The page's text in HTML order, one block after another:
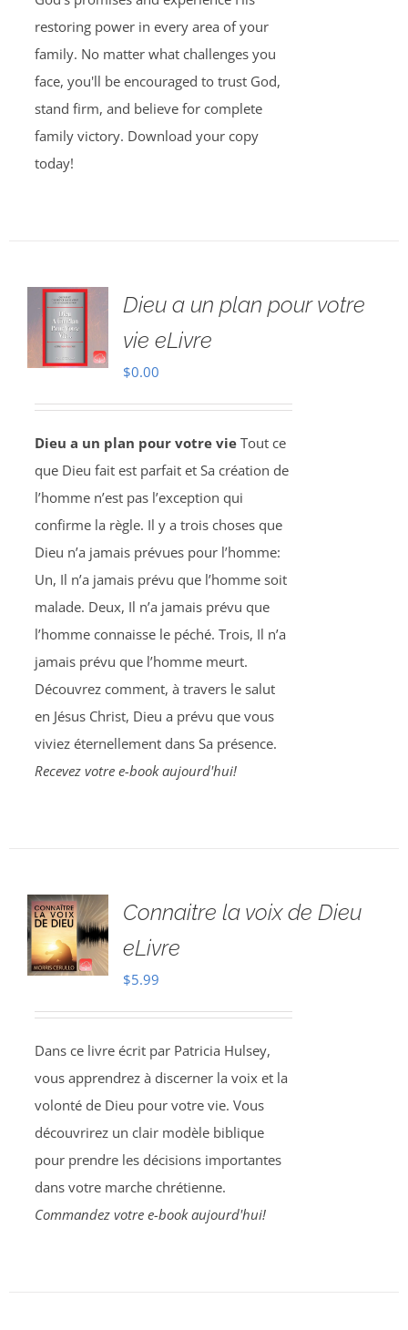
restoring power in every area of your
family. No matter what challenges you
face, you'll be encouraged to trust God,
stand firm, and believe for complete
family victory. Download your copy
today!
Dieu a un plan pour votre
vie eLivre
$0.00
Dieu a un plan pour votre vie Tout ce
que Dieu fait est parfait et Sa création de
l’homme n’est pas l’exception qui
confirme la règle. Il y a trois choses que
Dieu n’a jamais prévues pour l’homme:
Un, Il n’a jamais prévu que l’homme soit
malade. Deux, Il n’a jamais prévu que
l’homme connaisse le péché. Trois, Il n’a
jamais prévu que l’homme meurt.
Découvrez comment, à travers le salut
en Jésus Christ, Dieu a prévu que vous
viviez éternellement dans Sa présence.
Recevez votre e-book aujourd'hui!
Connaitre la voix de Dieu
eLivre
$5.99
Dans ce livre écrit par Patricia Hulsey,
vous apprendrez à discerner la voix et la
volonté de Dieu pour votre vie. Vous
découvrirez un clair modèle biblique
pour prendre les décisions importantes
dans votre marche chrétienne.
Commandez votre e-book aujourd'hui!